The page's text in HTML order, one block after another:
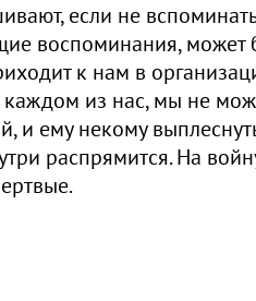
если не
воспоминания, может
к нам в
из нас, мы не
и ему некому
распрямится. На